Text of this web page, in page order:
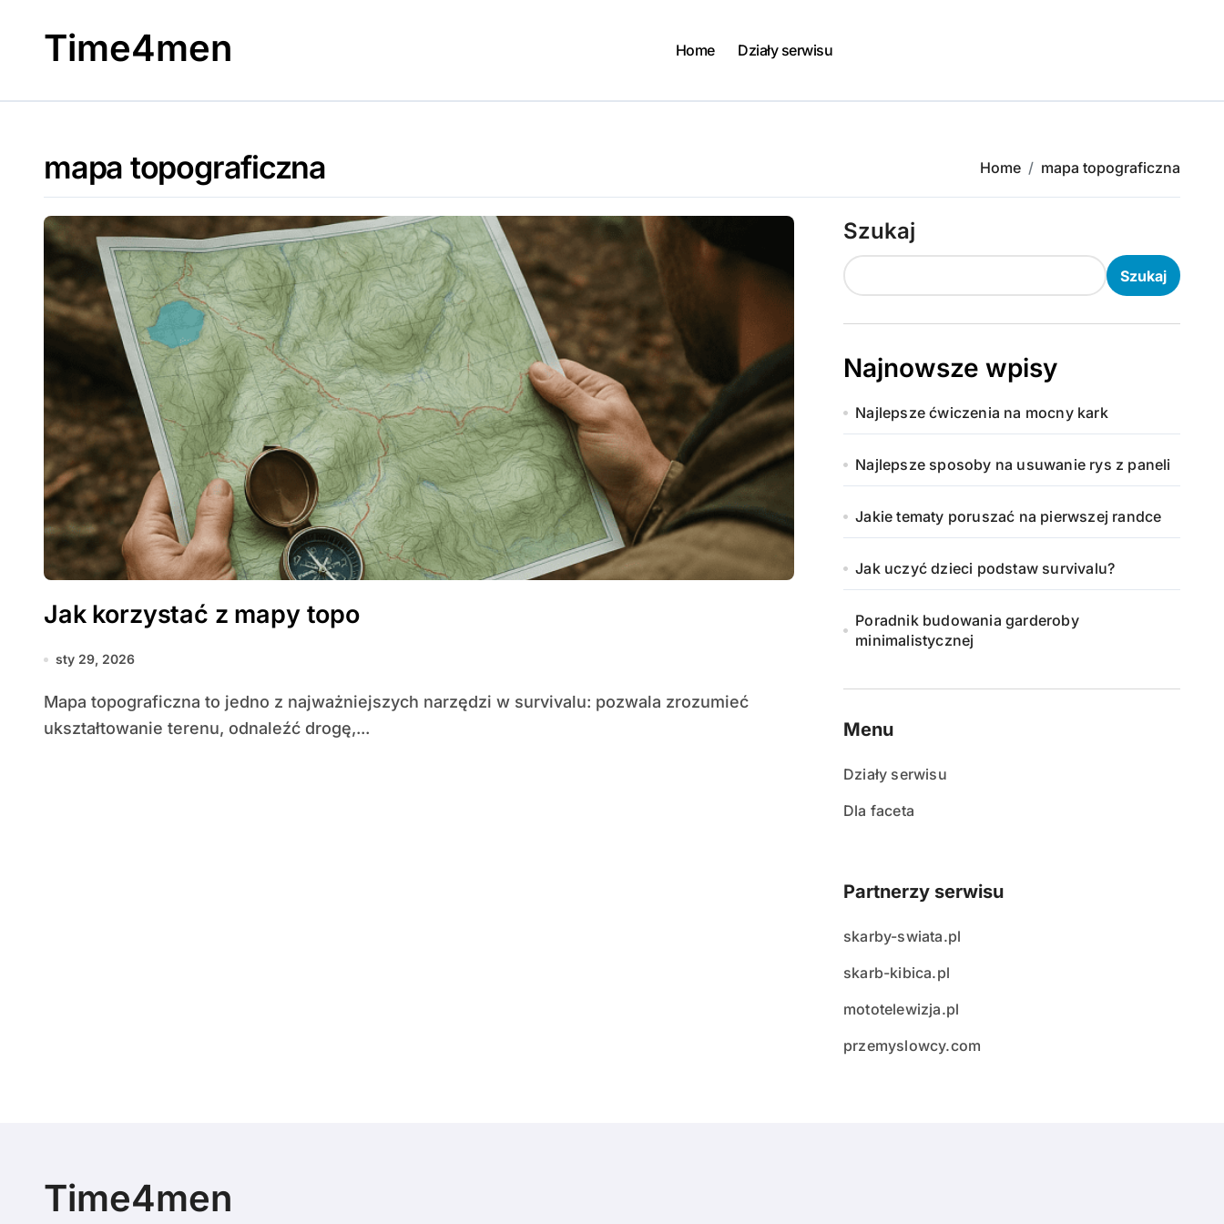
Time4men Home Działy serwisu
mapa topograficzna Home mapa topograficzna
Jak korzystać z mapy topo
sty 29, 2026
Mapa topograficzna to jedno z najważniejszych narzędzi w survivalu: pozwala zrozumieć
ukształtowanie terenu, odnaleźć drogę,...
Szukaj
Szukaj
Najnowsze wpisy
Najlepsze ćwiczenia na mocny kark
Najlepsze sposoby na usuwanie rys z paneli
Jakie tematy poruszać na pierwszej randce
Jak uczyć dzieci podstaw survivalu?
Poradnik budowania garderoby
minimalistycznej
Menu
Działy serwisu
Dla faceta
Partnerzy serwisu
skarby-swiata.pl
skarb-kibica.pl
mototelewizja.pl
przemyslowcy.com
Time4men